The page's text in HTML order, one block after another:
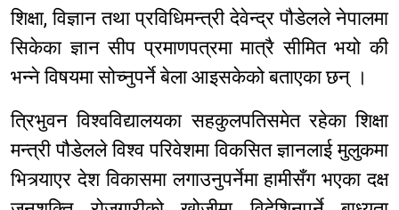
शिक्षा, विज्ञान तथा प्रविधिमन्त्री देवेन्द्र पौडेलले नेपालमा
सिकेका ज्ञान सीप प्रमाणपत्रमा मात्रै सीमित भयो की
भन्ने विषयमा सोच्नुपर्ने बेला आइसकेको बताएका छन् ।
त्रिभुवन विश्वविद्यालयका सहकुलपतिसमेत रहेका शिक्षा
मन्त्री पौडेलले विश्व परिवेशमा विकसित ज्ञानलाई मुलुकमा
भित्र्याएर देश विकासमा लगाउनुपर्नेमा हामीसँग भएका दक्ष